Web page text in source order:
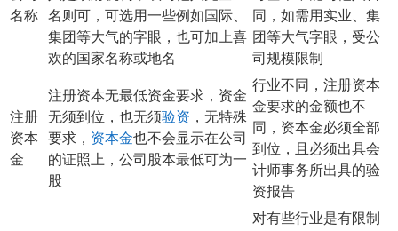
名称
名则可，可选用一些例如国际、
集团等大气的字眼，也可加上喜
欢的国家名称或地名
同，如需用实业、集
团等大气字眼，受公
司规模限制
注册
资本
金
注册资本无最低资金要求，资金
无须到位，也无须验资 ，无特殊
要求， 资本金也不会显示在公司
的证照上，公司股本最低可为一
股
行业不同，注册资本
金要求的金额也不
同，资本金必须全部
到位，且必须出具会
计师事务所出具的验
资报告
对有些行业是有限制